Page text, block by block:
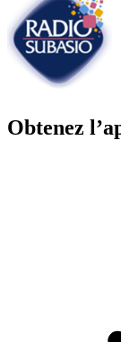
Obtenez